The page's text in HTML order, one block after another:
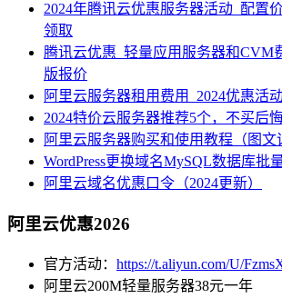
2024年腾讯云优惠服务器活动_配置
领取
腾讯云优惠_轻量应用服务器和CVM
版报价
阿里云服务器租用费用_2024优惠活
2024特价云服务器推荐5个，不买后
阿里云服务器购买和使用教程（图文
WordPress更换域名MySQL数据库批
阿里云域名优惠口令（2024更新）
阿里云优惠2026
官方活动： https://t.aliyun.com/U/
阿里云200M轻量服务器38元一年